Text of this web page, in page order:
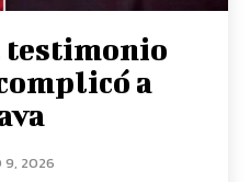
testimonio
a
9, 2026